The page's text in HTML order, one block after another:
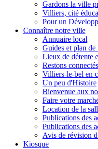
Gardons la ville
Villiers, cité
Pour un
Connaître notre ville
Annuaire local
Guides et plan
Lieux de détente
Restons connectés
Villiers-le-bel en
Un peu d'Histoire
Bienvenue aux
Faire votre
Location de la
Publications des
Publications des
Avis de révision
Kiosque